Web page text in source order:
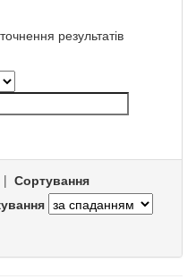
результатів
| Сортування